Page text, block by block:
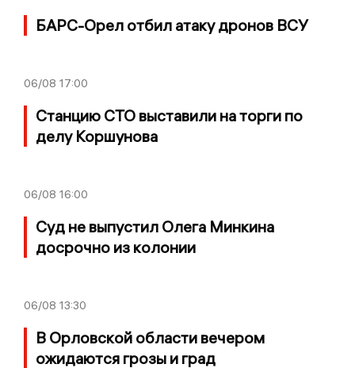
БАРС-Орел отбил атаку дронов ВСУ
06/08 17:00
Станцию СТО выставили на торги по
делу Коршунова
06/08 16:00
Суд не выпустил Олега Минкина
досрочно из колонии
06/08 13:30
В Орловской области вечером
ожидаются грозы и град